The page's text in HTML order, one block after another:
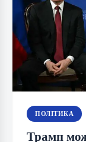
ПОЛІТИКА
Трамп